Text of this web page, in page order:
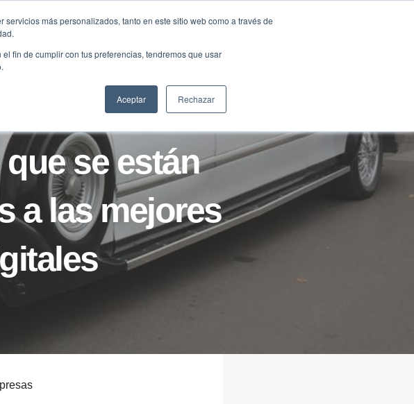
más personalizados, tanto en este sitio web como a través de
fin de cumplir con tus preferencias, tendremos que usar
Aceptar Rechazar
se están
a las mejores